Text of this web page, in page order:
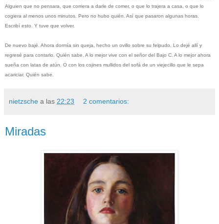
Alguien que no pensara, que corriera a darle de comer, o que lo trajera a casa, o que lo
cogiera al menos unos minutos. Pero no hubo quién. Así que pasaron algunas horas.
Escribí esto. Y tuve que volver.
De nuevo bajé. Ahora dormía sin queja, hecho un ovillo sobre su felpudo. Lo dejé allí y
regresé para contarlo. Quién sabe. A lo mejor vive con el señor del Bajo C. A lo mejor ahora
sueña con latas de atún. O con los cojines mullidos del sofá de un viejecillo que le sepa
acariciar. Quién sabe.
nietzsche a las 22:23 2 comentarios:
Miradas